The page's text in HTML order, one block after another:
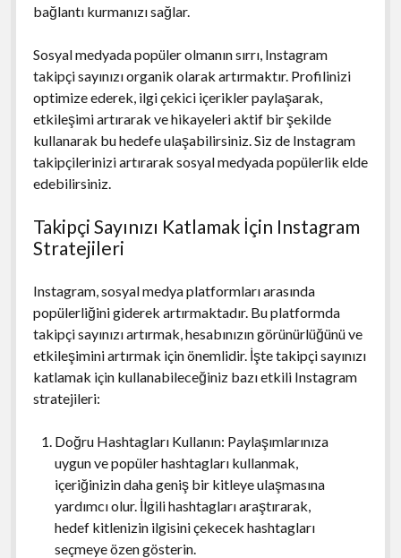
bağlantı kurmanızı sağlar.
Sosyal medyada popüler olmanın sırrı, Instagram
takipçi sayınızı organik olarak artırmaktır. Profilinizi
optimize ederek, ilgi çekici içerikler paylaşarak,
etkileşimi artırarak ve hikayeleri aktif bir şekilde
kullanarak bu hedefe ulaşabilirsiniz. Siz de Instagram
takipçilerinizi artırarak sosyal medyada popülerlik elde
edebilirsiniz.
Takipçi Sayınızı Katlamak İçin Instagram
Stratejileri
Instagram, sosyal medya platformları arasında
popülerliğini giderek artırmaktadır. Bu platformda
takipçi sayınızı artırmak, hesabınızın görünürlüğünü ve
etkileşimini artırmak için önemlidir. İşte takipçi sayınızı
katlamak için kullanabileceğiniz bazı etkili Instagram
stratejileri:
Doğru Hashtagları Kullanın: Paylaşımlarınıza
uygun ve popüler hashtagları kullanmak,
içeriğinizin daha geniş bir kitleye ulaşmasına
yardımcı olur. İlgili hashtagları araştırarak,
hedef kitlenizin ilgisini çekecek hashtagları
seçmeye özen gösterin.